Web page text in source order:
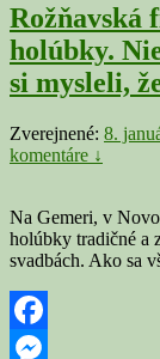
Rožňavská
holúbky.
si mysleli,
Zverejnené: 8.
komentáre ↓
Na Gemeri, v
holúbky tradičné a
svadbách. Ako sa
Facebook